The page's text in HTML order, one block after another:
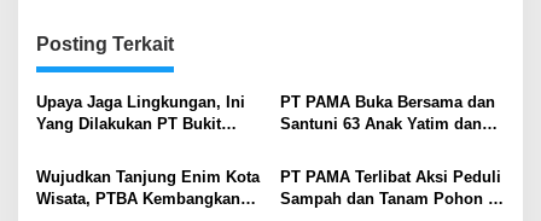
Posting Terkait
Upaya Jaga Lingkungan, Ini
Yang Dilakukan PT Bukit
PT PAMA Buka Bersama dan
Santuni 63 Anak Yatim dan
Wujudkan Tanjung Enim Kota
Wisata, PTBA Kembangkan
PT PAMA Terlibat Aksi Peduli
Sampah dan Tanam Pohon di